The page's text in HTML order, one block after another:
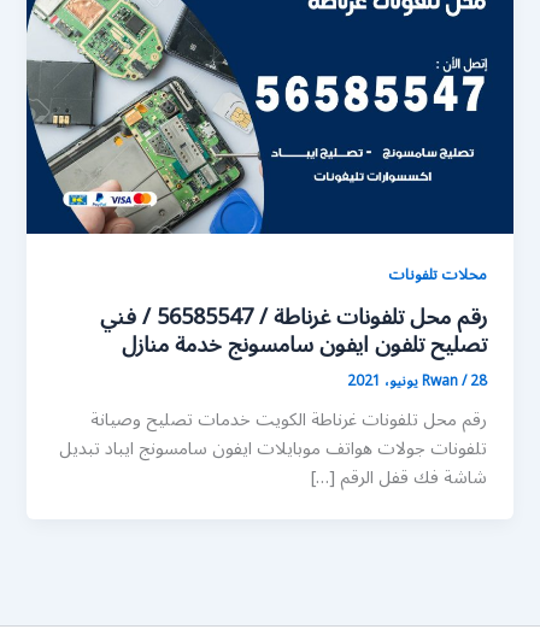
محلات تلفونات
رقم محل تلفونات غرناطة / 56585547 / فني
تصليح تلفون ايفون سامسونج خدمة منازل
Rwan/28 يونيو، 2021
رقم محل تلفونات غرناطة الكويت خدمات تصليح وصيانة
تلفونات جولات هواتف موبايلات ايفون سامسونج ايباد تبديل
شاشة فك قفل الرقم […]